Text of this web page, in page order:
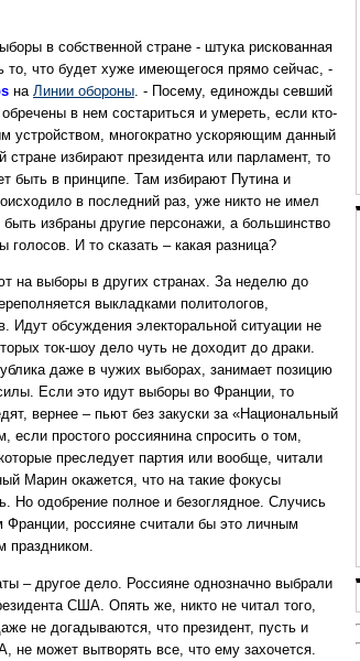
в собственной стране - штука рискованная
то, что будет хуже имеющегося прямо сейчас, -
на Линии обороны. - Посему, единожды севший
в нем состариться и умереть, если кто-
устройством, многократно ускоряющим данный
стране избирают президента или парламент, то
быть в принципе. Там избирают Путина и
в последний раз, уже никто не имел
избраны другие персонажи, а большинство
голосов. И то сказать – какая разница?
на выборы в других странах. За неделю до
выкладками политологов,
Идут обсуждения электоральной ситуации не
ток-шоу дело чуть не доходит до драки.
даже в чужих выборах, занимает позицию
Если это идут выборы во Франции, то
вернее – пьют без закуски за «Национальный
простого россиянина спросить о том,
преследует партия или вообще, читали
Марин окажется, что на такие фокусы
Но одобрение полное и безоглядное. Случись
Франции, россияне считали бы это личным
праздником.
– другое дело. Россияне однозначно выбрали
США. Опять же, никто не читал того,
не догадываются, что президент, пусть и
не может вытворять все, что ему захочется.